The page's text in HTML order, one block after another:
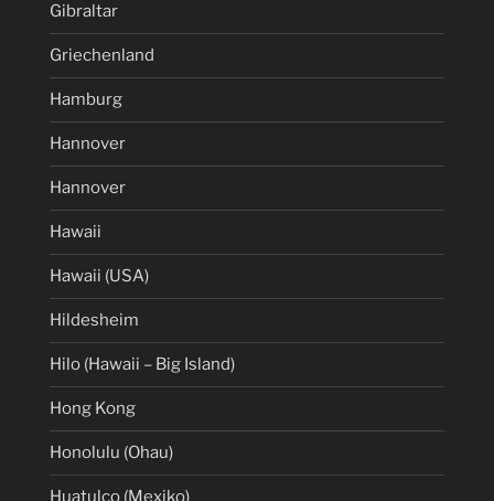
Gibraltar
Griechenland
Hamburg
Hannover
Hannover
Hawaii
Hawaii (USA)
Hildesheim
Hilo (Hawaii – Big Island)
Hong Kong
Honolulu (Ohau)
Huatulco (Mexiko)